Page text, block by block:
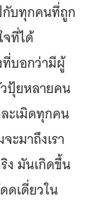
กับทุกคนที่ถูก
ที่ได้
ที่บอกว่ามีผู้
ปุ้ยหลายคน
ะเมิดทุกคน
ะมาถึงเรา
ง มันเกิดขึ้น
ดเดี่ยวใน